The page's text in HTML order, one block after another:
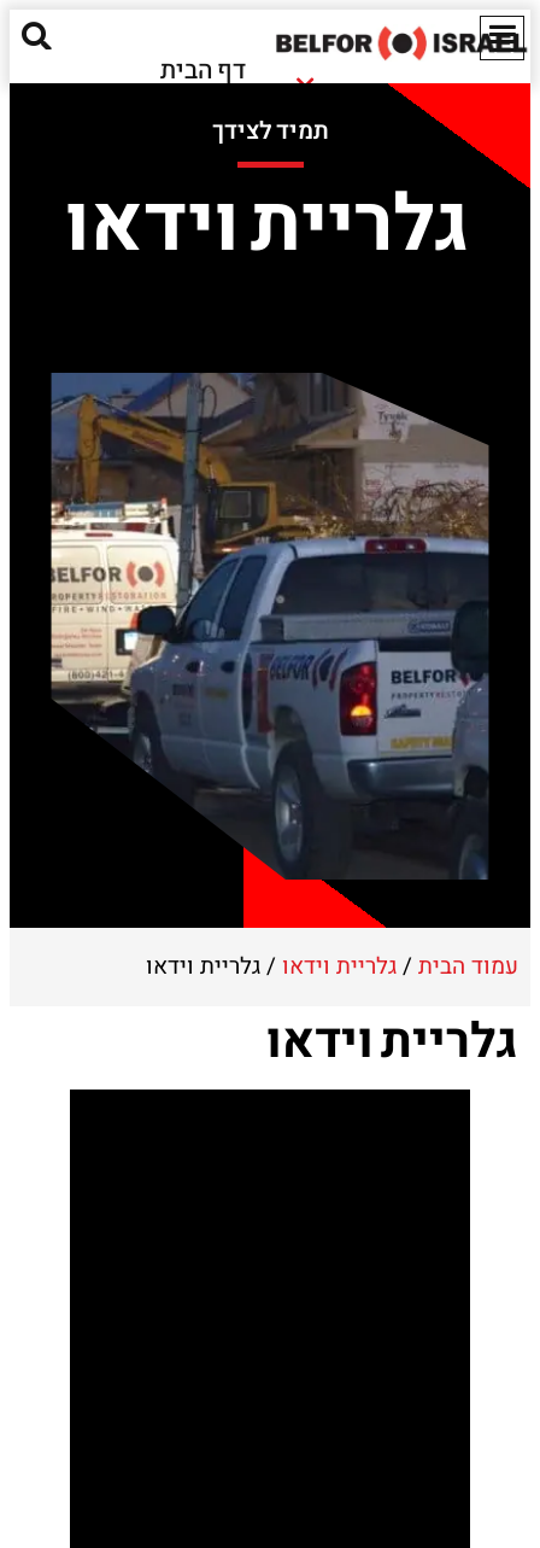
דף הבית
אודותינו
מאגר מידע
ישראל
EN
נזקי שריפה
נזקי הצפה
חומרים מסוכנים
נזקים אקולוגיים
תמיד לצידך
גלריית וידאו
עמוד הבית /גלריית וידאו / גלריית וידאו
גלריית וידאו